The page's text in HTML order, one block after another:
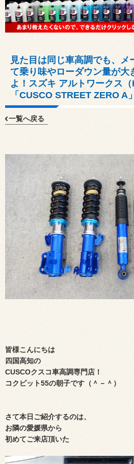
見た目は同じ車高調でも、メ
て乗り味やローダウン量が大
よ！スズキ アルトワークス
「CUSCO STREET ZERO A
一覧へ戻る
皆様こんにちは
四国高知の
CUSCOクスコ車高調専門店！
コクピット55の朝子です（＾－＾）
さて本日ご紹介するのは、
お隣の愛媛県から
初めてご来店頂いた